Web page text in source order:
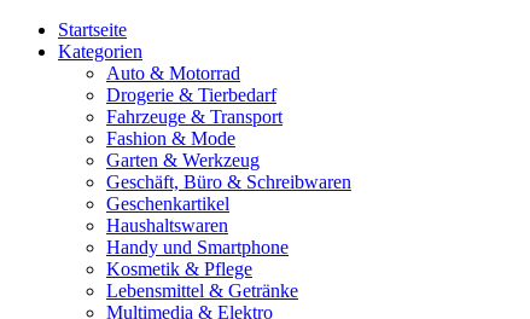
Startseite
Kategorien
Auto & Motorrad
Drogerie & Tierbedarf
Fahrzeuge & Transport
Fashion & Mode
Garten & Werkzeug
Geschäft, Büro & Schreibwaren
Geschenkartikel
Haushaltswaren
Handy und Smartphone
Kosmetik & Pflege
Lebensmittel & Getränke
Multimedia & Elektro